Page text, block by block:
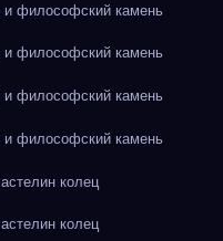
философский камень
философский камень
философский камень
философский камень
колец
колец